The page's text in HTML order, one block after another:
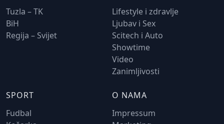
Tuzla – TK
BiH
Regija – Svijet
Lifestyle i zdravlje
Ljubav i Sex
Scitech i Auto
Showtime
Video
Zanimljivosti
SPORT
Fudbal
O NAMA
Impressum